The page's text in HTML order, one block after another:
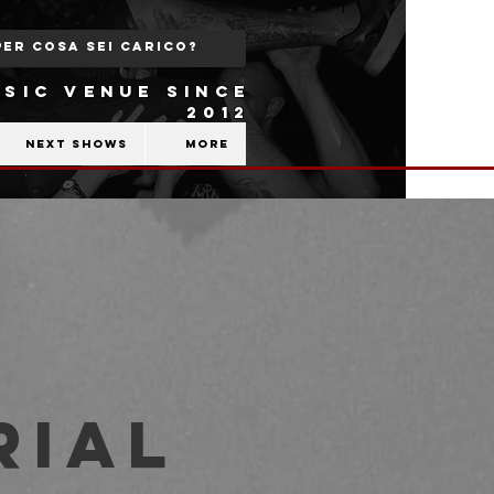
VENUE SINCE
2012
Next shows More